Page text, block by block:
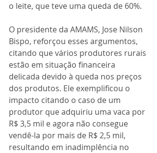
o leite, que teve uma queda de 60%.
O presidente da AMAMS, Jose Nilson
Bispo, reforçou esses argumentos,
citando que vários produtores rurais
estão em situação financeira
delicada devido à queda nos preços
dos produtos. Ele exemplificou o
impacto citando o caso de um
produtor que adquiriu uma vaca por
R$ 3,5 mil e agora não consegue
vendê-la por mais de R$ 2,5 mil,
resultando em inadimplência no